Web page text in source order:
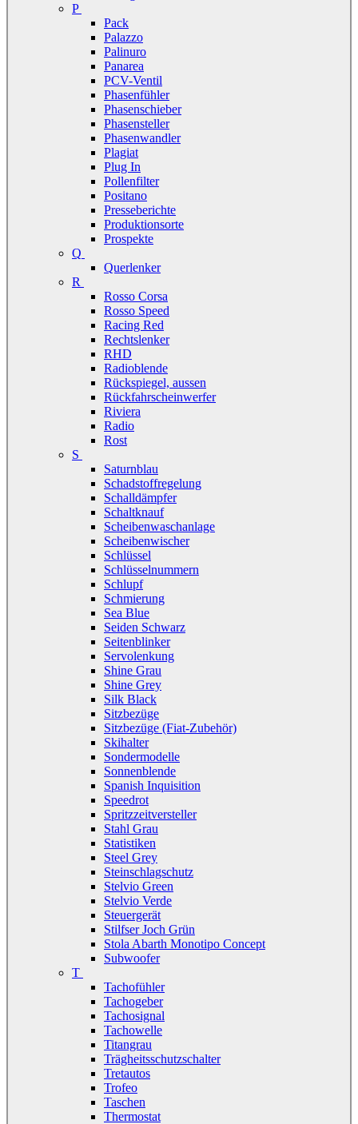
P
Pack
Palazzo
Palinuro
Panarea
PCV-Ventil
Phasenfühler
Phasenschieber
Phasensteller
Phasenwandler
Plagiat
Plug In
Pollenfilter
Positano
Presseberichte
Produktionsorte
Prospekte
Q
Querlenker
R
Rosso Corsa
Rosso Speed
Racing Red
Rechtslenker
RHD
Radioblende
Rückspiegel, aussen
Rückfahrscheinwerfer
Riviera
Radio
Rost
S
Saturnblau
Schadstoffregelung
Schalldämpfer
Schaltknauf
Scheibenwaschanlage
Scheibenwischer
Schlüssel
Schlüsselnummern
Schlupf
Schmierung
Sea Blue
Seiden Schwarz
Seitenblinker
Servolenkung
Shine Grau
Shine Grey
Silk Black
Sitzbezüge
Sitzbezüge (Fiat-Zubehör)
Skihalter
Sondermodelle
Sonnenblende
Spanish Inquisition
Speedrot
Spritzzeitversteller
Stahl Grau
Statistiken
Steel Grey
Steinschlagschutz
Stelvio Green
Stelvio Verde
Steuergerät
Stilfser Joch Grün
Stola Abarth Monotipo Concept
Subwoofer
T
Tachofühler
Tachogeber
Tachosignal
Tachowelle
Titangrau
Trägheitsschutzschalter
Tretautos
Trofeo
Taschen
Thermostat